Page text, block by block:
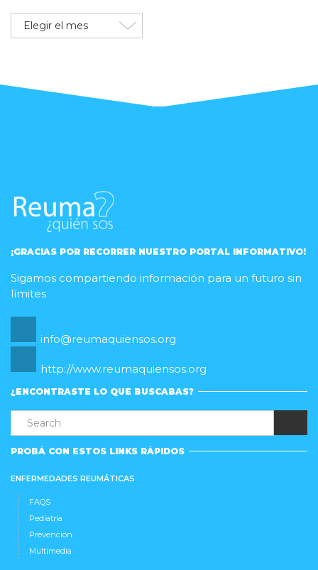
Archivo
de
¡GRACIAS POR RECORRER NUESTRO PORTAL INFORMATIVO!
Sigamos compartiendo información para un futuro sin
límites
info@reumaquiensos.org
http://www.reumaquiensos.org
¿ENCONTRASTE LO QUE BUSCABAS?
PROBÁ CON ESTOS LINKS RÁPIDOS
ENFERMEDADES REUMÁTICAS
FAQS
Pediatría
Prevención
Multimedia